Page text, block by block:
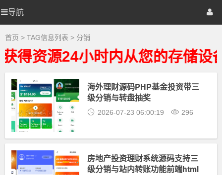
导航
全
-
销
相
新
资
源
下
载
优
选
源
棋牌源码
首页 > TAG信息列表 > 分销
资源24小时内从您的存储设
海外理财源码PHP基金投资带三
级分销与转盘抽奖
2026-07-23 06:00:19 296
房地产投资理财系统源码支持三
级分销与站内转账功能前端html